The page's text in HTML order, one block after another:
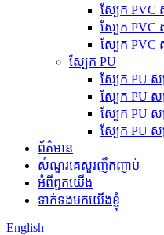
ស្បែក PVC
ស្បែក PVC
ស្បែក PVC
ស្បែក PU
ស្បែក PU
ស្បែក PU ស
ស្បែក PU សម្
ស្បែក PU ស
ព័ត៌មាន
សំណួរគេសួរញឹកញាប់
អំពីពួកយើង
ទាក់ទងមកយើងខ្ញុំ
English